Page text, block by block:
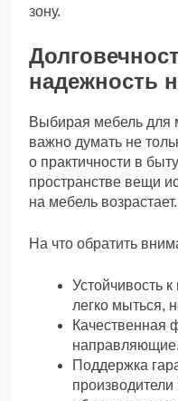
зону.
надежность
Выбирая мебель для
важно думать не
о практичности в
пространстве вещи
на мебель возрастает.
На что обратить
Устойчивость
легко мыться,
Качественная
направляющие.
Поддержка